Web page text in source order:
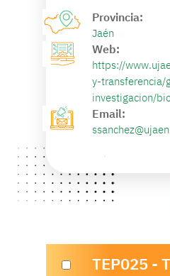
Provincia:
Jaén
Web:
https://
y-transferencia/
investigacion/
Email:
TEP025 -